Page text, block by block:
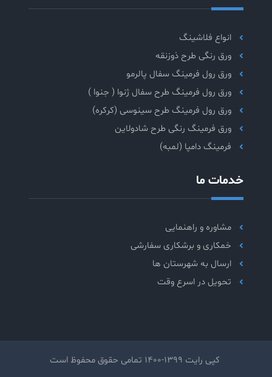
انواع فلاشینگ
ورق رنگی طرح ذوزنقه
ورق رول فرمینگ سفال پالرمو
ورق رول فرمینگ طرح سفال ژنوا ( جنوا )
ورق رول فرمینگ طرح سینوسی (کرکره)
ورق فرمینگ رنگی طرح شادولاین
فرمینگ دامپا (لمبه)
خدمات ما
مشاوره و راهنمایی
خمکاری و برشکاری سفارشی
ارسال به شهرستان ها
تحویل در اسرع وقت
کپی رایت 1399-1400 تمامی حقوق محفوظ است